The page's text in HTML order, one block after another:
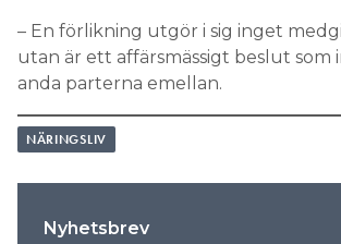
– En förlikning utgör i sig inget
utan är ett affärsmässigt beslut som
anda parterna emellan.
NÄRINGSLIV
Nyhetsbrev